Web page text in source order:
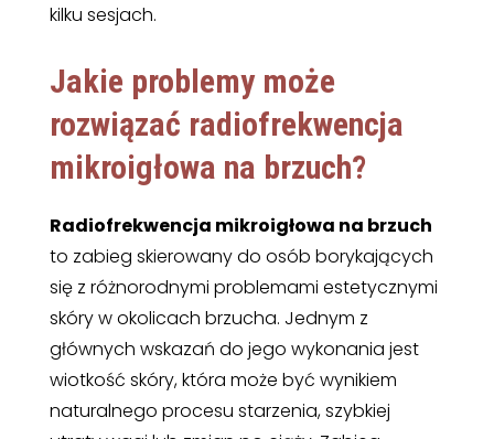
kilku sesjach.
Jakie problemy może
rozwiązać radiofrekwencja
mikroigłowa na brzuch?
Radiofrekwencja mikroigłowa na brzuch
to zabieg skierowany do osób borykających
się z różnorodnymi problemami estetycznymi
skóry w okolicach brzucha. Jednym z
głównych wskazań do jego wykonania jest
wiotkość skóry, która może być wynikiem
naturalnego procesu starzenia, szybkiej